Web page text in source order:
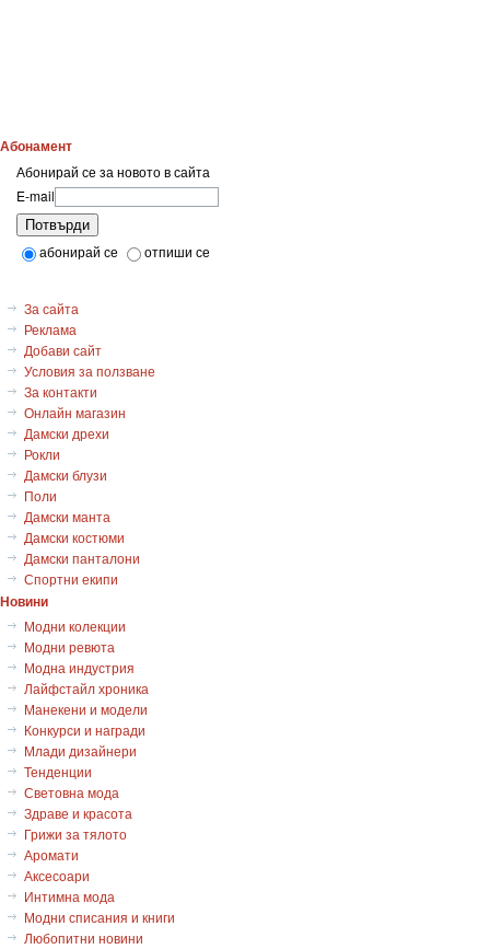
Абонамент
Абонирай се за новото в сайта
E-mail
Потвърди
абонирай се отпиши се
За сайта
Реклама
Добави сайт
Условия за ползване
За контакти
Онлайн магазин
Дамски дрехи
Рокли
Дамски блузи
Поли
Дамски манта
Дамски костюми
Дамски панталони
Спортни екипи
Новини
Модни колекции
Модни ревюта
Модна индустрия
Лайфстайл хроника
Манекени и модели
Конкурси и награди
Млади дизайнери
Тенденции
Световна мода
Здраве и красота
Грижи за тялото
Аромати
Аксесоари
Интимна мода
Модни списания и книги
Любопитни новини